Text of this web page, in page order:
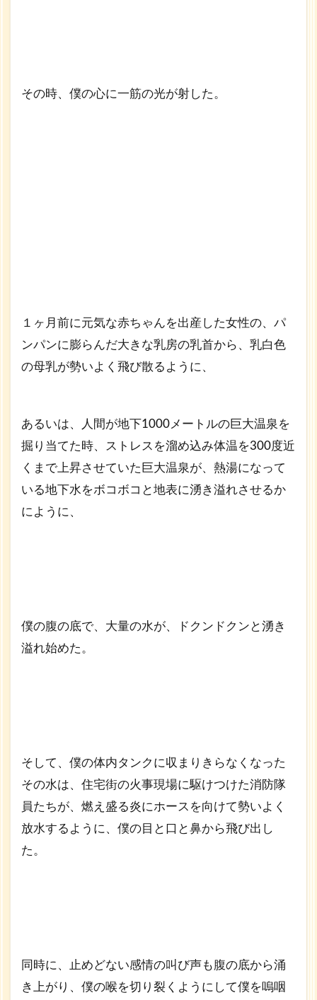
その時、僕の心に一筋の光が射した。
１ヶ月前に元気な赤ちゃんを出産した女性の、パ
ンパンに膨らんだ大きな乳房の乳首から、乳白色
の母乳が勢いよく飛び散るように、
あるいは、人間が地下1000メートルの巨大温泉を
掘り当てた時、ストレスを溜め込み体温を300度近
くまで上昇させていた巨大温泉が、熱湯になって
いる地下水をボコボコと地表に湧き溢れさせるか
にように、
僕の腹の底で、大量の水が、ドクンドクンと湧き
溢れ始めた。
そして、僕の体内タンクに収まりきらなくなった
その水は、住宅街の火事現場に駆けつけた消防隊
員たちが、燃え盛る炎にホースを向けて勢いよく
放水するように、僕の目と口と鼻から飛び出し
た。
同時に、止めどない感情の叫び声も腹の底から涌
き上がり、僕の喉を切り裂くようにして僕を嗚咽